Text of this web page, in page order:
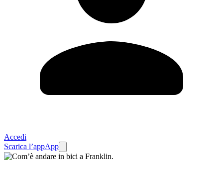
Accedi
Scarica l’appApp